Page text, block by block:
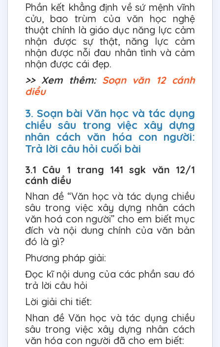
Phần kết khẳng định về sứ mệnh vĩnh
cửu, bao trùm của văn học nghệ
thuật chính là giáo dục năng lực cảm
nhận được sự thật, năng lực cảm
nhận được nỗi đau nhân tình và cảm
nhận được cái đẹp.
>> Xem thêm: Soạn văn 12 cánh
diều
3. Soạn bài Văn học và tác dụng
chiều sâu trong việc xây dựng
nhân cách văn hóa con người:
Trả lời câu hỏi cuối bài
3.1 Câu 1 trang 141 sgk văn 12/1
cánh diều
Nhan đề “Văn học và tác dụng chiều
sâu trong việc xây dựng nhân cách
văn hoá con người” cho em biết mục
đích và nội dung chính của văn bản
đó là gì?
Phương pháp giải:
Đọc kĩ nội dung của các phần sau đó
trả lời câu hỏi
Lời giải chi tiết:
Nhan đề Văn học và tác dụng chiều
sâu trong việc xây dựng nhân cách
văn hóa con người đã cho em biết: